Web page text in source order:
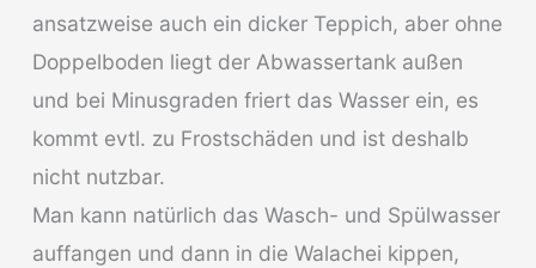
ansatzweise auch ein dicker Teppich, aber ohne
Doppelboden liegt der Abwassertank außen
und bei Minusgraden friert das Wasser ein, es
kommt evtl. zu Frostschäden und ist deshalb
nicht nutzbar.
Man kann natürlich das Wasch- und Spülwasser
auffangen und dann in die Walachei kippen,